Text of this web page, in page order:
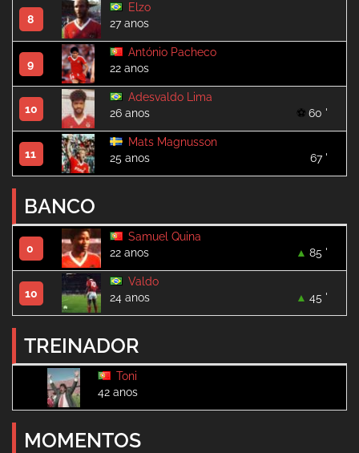
8
Elzo
27 anos
9
António Pacheco
22 anos
10
Adesvaldo Lima
26 anos
60 '
11
Mats Magnusson
25 anos
67 '
BANCO
0
Samuel Quina
22 anos
85 '
10
Valdo
24 anos
45 '
TREINADOR
Toni
42 anos
MOMENTOS